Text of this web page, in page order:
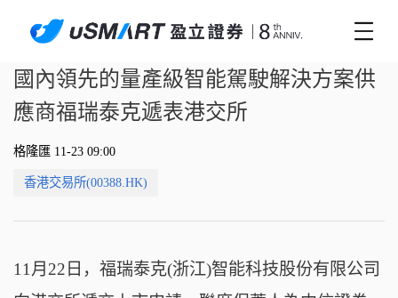
國內領先的量產級智能駕駛解決方案供
應商福瑞泰克遞表港交所
格隆匯 11-23 09:00
香港交易所(00388.HK)
11月22日，福瑞泰克(浙江)智能科技股份有限公司